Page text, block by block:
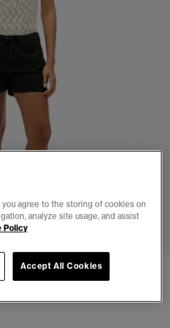
5 6 7 8
you agree to the storing of cookies on
analyze site usage, and assist
Policy
Accept All Cookies